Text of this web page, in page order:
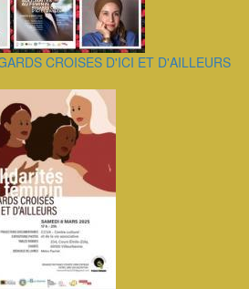
CROISES D'ICI ET D'AILLEURS